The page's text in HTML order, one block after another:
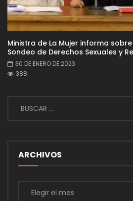
Ministra de La Mujer informa
Sondeo de Derechos Sexuales y
30 DE ENERO DE 2023
388
ARCHIVOS